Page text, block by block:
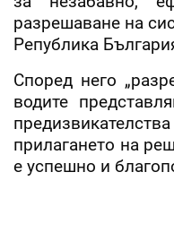
разрешаване на
Република
Според него
водите
прилагането на
е успешно и